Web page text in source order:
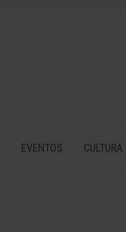
EVENTOS CULTURA